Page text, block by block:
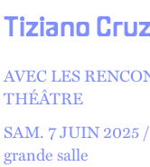
Tiziano Cruz
AVEC LES
THÉÂTRE
SAM.7 JUIN 2025 /
grande salle